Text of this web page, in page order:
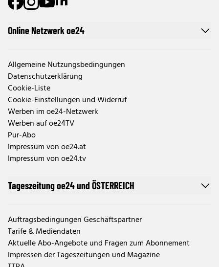
Online Netzwerk oe24
Allgemeine Nutzungsbedingungen
Datenschutzerklärung
Cookie-Liste
Cookie-Einstellungen und Widerruf
Werben im oe24-Netzwerk
Werben auf oe24TV
Pur-Abo
Impressum von oe24.at
Impressum von oe24.tv
Tageszeitung oe24 und ÖSTERREICH
Auftragsbedingungen Geschäftspartner
Tarife & Mediendaten
Aktuelle Abo-Angebote und Fragen zum Abonnement
Impressen der Tageszeitungen und Magazine